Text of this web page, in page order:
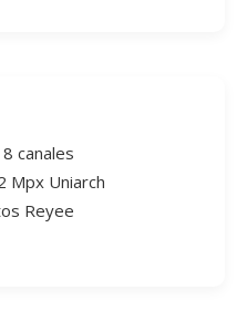
canales
Mpx Uniarch
Reyee